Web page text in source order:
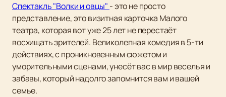
Спектакль "Волки и овцы" - это не просто
представление, это визитная карточка Малого
театра, которая вот уже 25 лет не перестаёт
восхищать зрителей. Великолепная комедия в 5-ти
действиях, с проникновенным сюжетом и
уморительными сценами, унесёт вас в мир веселья и
забавы, который надолго запомнится вам и вашей
семье.